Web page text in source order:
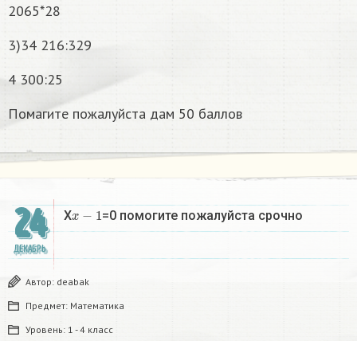
2065*28
3)34 216:329
4 300:25
Помагите пожалуйста дам 50 баллов
24
ДЕКАБРЬ
Xx−1 =0 помогите пожалуйста срочно
Автор: deabak
Предмет: Математика
Уровень: 1 - 4 класс